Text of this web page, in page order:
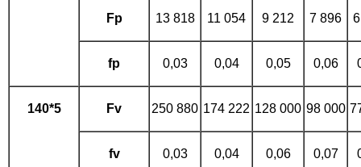
Fp 13 818 11 054 9 212 7 896
fp 0,03 0,04 0,05 0,06
140*5 Fv 250 880 174 222 128 000 98 000
fv 0,03 0,04 0,06 0,07